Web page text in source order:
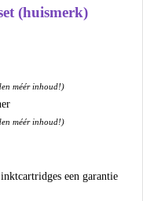
(huismerk)
méér inhoud!)
méér inhoud!)
een garantie